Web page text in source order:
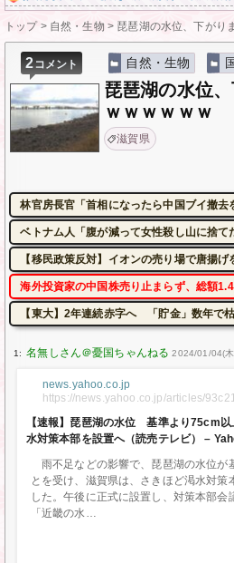
トップ> 自然・生物 > 琵琶湖の水位、下がり
2コメント 自然・生物
琵琶湖の水位
ｗｗｗｗｗｗ
滋賀県
林官房長官「首相になったら中国ブイ撤
ベトナム人「腹が減って女性殺し山に捨て
【移民政策反対】イオンの売り場で唐揚
海外投資家の中国株売り止まらず、総額
【東大】2年連続赤字へ 「貯金」数年で
1: 2024/01/04(
news.yahoo.co.jp
https://news.yahoo.co.jp/articles/
【速報】琵琶湖の水位 基準より75cm
水対策本部を設置へ（読売テレビ） –
雨不足などの影響で、琵琶湖の水位が
とを受け、滋賀県は、さきほど渇水対策
した。午後に正式に設置し、対策本部会
「近畿の水